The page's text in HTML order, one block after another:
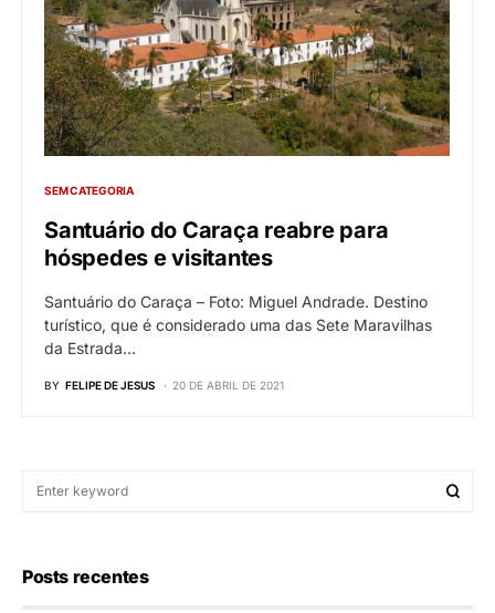
SEM CATEGORIA
Santuário do Caraça reabre para
hóspedes e visitantes
Santuário do Caraça – Foto: Miguel Andrade. Destino
turístico, que é considerado uma das Sete Maravilhas
da Estrada…
BY FELIPE DE JESUS 20 DE ABRIL DE 2021
Posts recentes